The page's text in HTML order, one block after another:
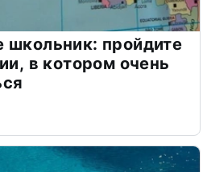
школьник: пройдите
в котором очень